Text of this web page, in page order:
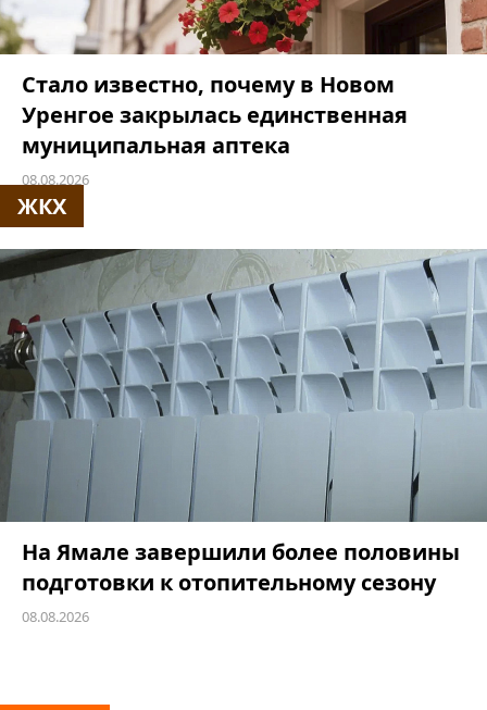
Стало известно, почему в Новом
Уренгое закрылась единственная
муниципальная аптека
08.08.2026
ЖКХ
На Ямале завершили более половины
подготовки к отопительному сезону
08.08.2026